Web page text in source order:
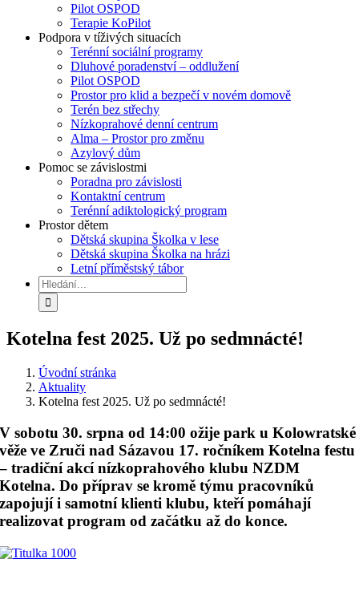
Pilot OSPOD
Terapie KoPilot
Podpora v tíživých situacích
Terénní sociální programy
Dluhové poradenství – oddlužení
Pilot OSPOD
Prostor pro klid a bezpečí v novém domově
Terén bez střechy
Nízkoprahové denní centrum
Alma – Prostor pro změnu
Azylový dům
Pomoc se závislostmi
Poradna pro závislosti
Kontaktní centrum
Terénní adiktologický program
Prostor dětem
Dětská skupina Školka v lese
Dětská skupina Školka na hrázi
Letní příměstský tábor
Hledat:
Kotelna fest 2025. Už po sedmnácté!
Úvodní stránka
Aktuality
Kotelna fest 2025. Už po sedmnácté!
V sobotu 30. srpna od 14:00 ožije park u Kolowratské
věže ve Zruči nad Sázavou 17. ročníkem Kotelna festu
– tradiční akcí nízkoprahového klubu NZDM
Kotelna. Do příprav se kromě týmu pracovníků
zapojují i samotní klienti klubu, kteří pomáhají
realizovat program od začátku až do konce.